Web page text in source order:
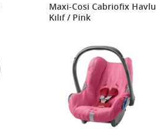
Maxi-Cosi Cabriofix Havlu
Kılıf / Pink